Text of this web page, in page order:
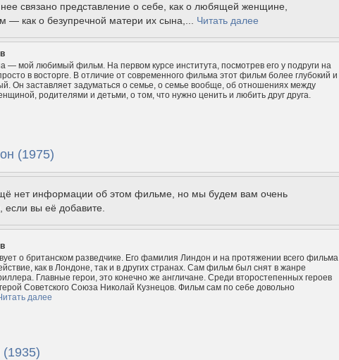
связано представление о себе, как о любящей женщине,
— как о безупречной матери их сына,... Читать далее
— мой любимый фильм. На первом курсе института, посмотрев его у подруги на
в восторге. В отличие от современного фильма этот фильм более глубокий и
Он заставляет задуматься о семье, о семье вообще, об отношениях между
родителями и детьми, о том, что нужно ценить и любить друг друга.
(1975)
нет информации об этом фильме, но мы будем вам очень
если вы её добавите.
о британском разведчике. Его фамилия Линдон и на протяжении всего фильма
как в Лондоне, так и в других странах. Сам фильм был снят в жанре
Главные герои, это конечно же англичане. Среди второстепенных героев
Советского Союза Николай Кузнецов. Фильм сам по себе довольно
далее